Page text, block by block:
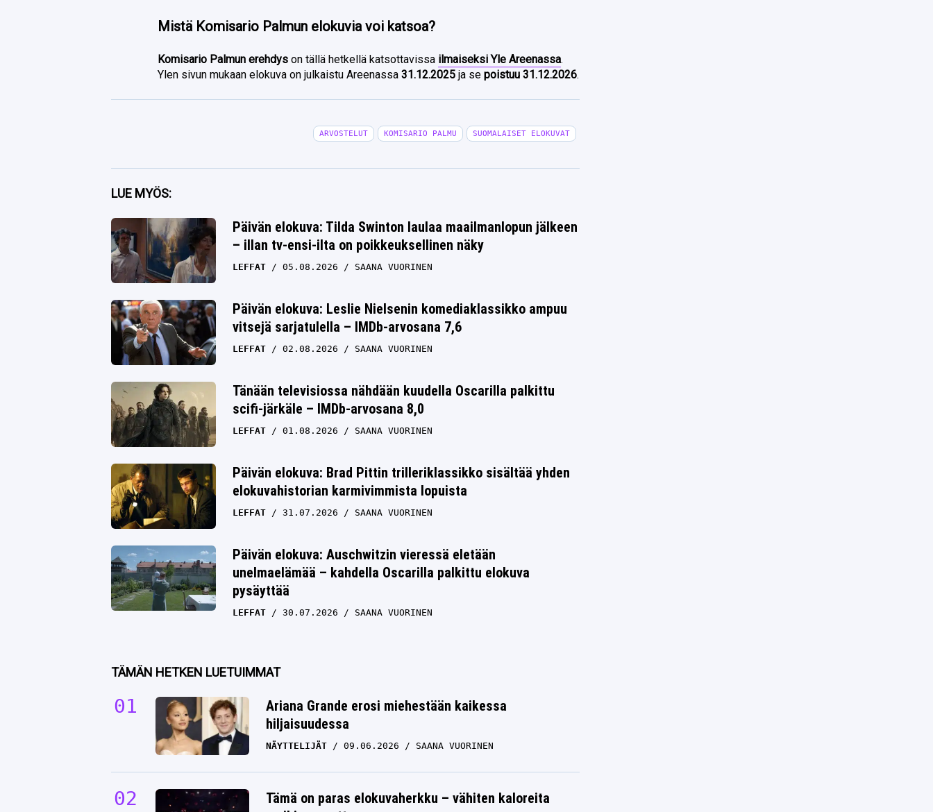
Mistä Komisario Palmun elokuvia voi katsoa?
Komisario Palmun erehdys on tällä hetkellä katsottavissa ilmaiseksi Yle Areenassa.
Ylen sivun mukaan elokuva on julkaistu Areenassa31.12.2025 ja sepoistuu 31.12.2026.
Facebook
Twitter
Whatsapp
ARVOSTELUT KOMISARIO PALMU SUOMALAISET ELOKUVAT
LUE MYÖS:
Päivän elokuva: Tilda Swinton laulaa maailmanlopun jälkeen
– illan tv-ensi-ilta on poikkeuksellinen näky
LEFFAT 05.08.2026 SAANA VUORINEN
Päivän elokuva: Leslie Nielsenin komediaklassikko ampuu
vitsejä sarjatulella – IMDb-arvosana 7,6
LEFFAT 02.08.2026 SAANA VUORINEN
Tänään televisiossa nähdään kuudella Oscarilla palkittu
scifi-järkäle – IMDb-arvosana 8,0
LEFFAT 01.08.2026 SAANA VUORINEN
Päivän elokuva: Brad Pittin trilleriklassikko sisältää yhden
elokuvahistorian karmivimmista lopuista
LEFFAT 31.07.2026 SAANA VUORINEN
Päivän elokuva: Auschwitzin vieressä eletään
unelmaelämää – kahdella Oscarilla palkittu elokuva
pysäyttää
LEFFAT 30.07.2026 SAANA VUORINEN
TÄMÄN HETKEN LUETUIMMAT
Ariana Grande erosi miehestään kaikessa
hiljaisuudessa
NÄYTTELIJÄT 09.06.2026 SAANA VUORINEN
Tämä on paras elokuvaherkku – vähiten kaloreita